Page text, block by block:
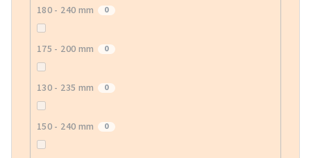
180 - 240 mm 0
175 - 200 mm 0
130 - 235 mm 0
150 - 240 mm 0